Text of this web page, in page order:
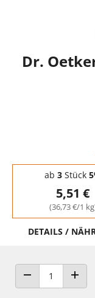
Dr.
Staffelpreise -
ab 3Stück
5,51 €
(36,73 €/1
DETAILS /
ANZAHL VERRINGERN